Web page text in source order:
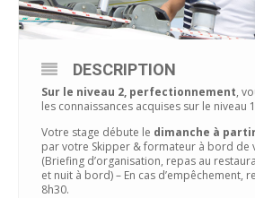
DESCRIPTION
Sur le niveau 2, perfectionnement,
les connaissances acquises sur le niveau
Votre stage débute le dimanche à
par votre Skipper & formateur à bord de
(Briefing d’organisation, repas au
et nuit à bord) – En cas d’empêchement,
8h30.